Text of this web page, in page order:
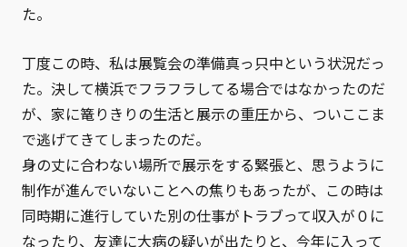
た。
丁度この時、私は展覧会の準備真っ只中という状況だっ
た。決して横浜でフラフラしてる場合ではなかったのだ
が、家に篭りきりの生活と展示の重圧から、ついここま
で逃げてきてしまったのだ。
身の丈に合わない場所で展示をする緊張と、思うように
制作が進んでいないことへの焦りもあったが、この時は
同時期に進行していた別の仕事がトラブって収入が０に
なったり、友達に大病の疑いが出たりと、今年に入って